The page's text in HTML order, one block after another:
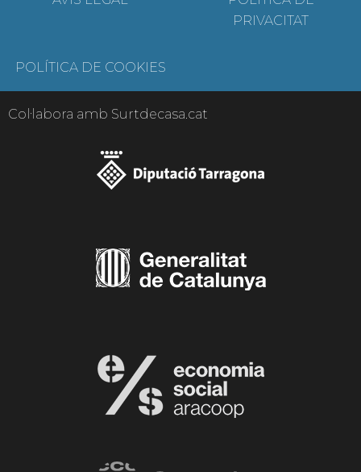
PRIVACITAT
POLÍTICA DE COOKIES
Col·labora amb Surtdecasa.cat